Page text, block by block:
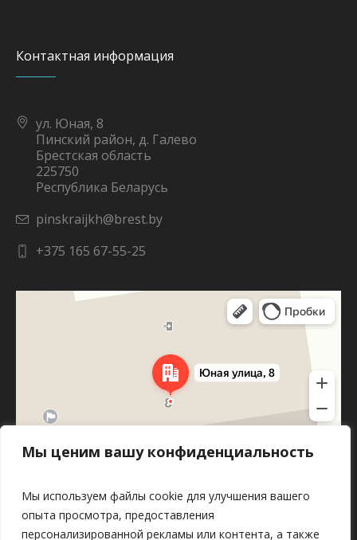
Мы ценим вашу конфиденциальность
Мы используем файлы cookie для улучшения вашего
опыта просмотра, предоставления
персонализированной рекламы или контента, а также
Контактная информация
ул. Юная, 8
Пинский район, д. Галево
Брестская область
225750
Республика Беларусь
pinskraijkh@brest.by
+375 165 67-55-25
Яндекс Карты